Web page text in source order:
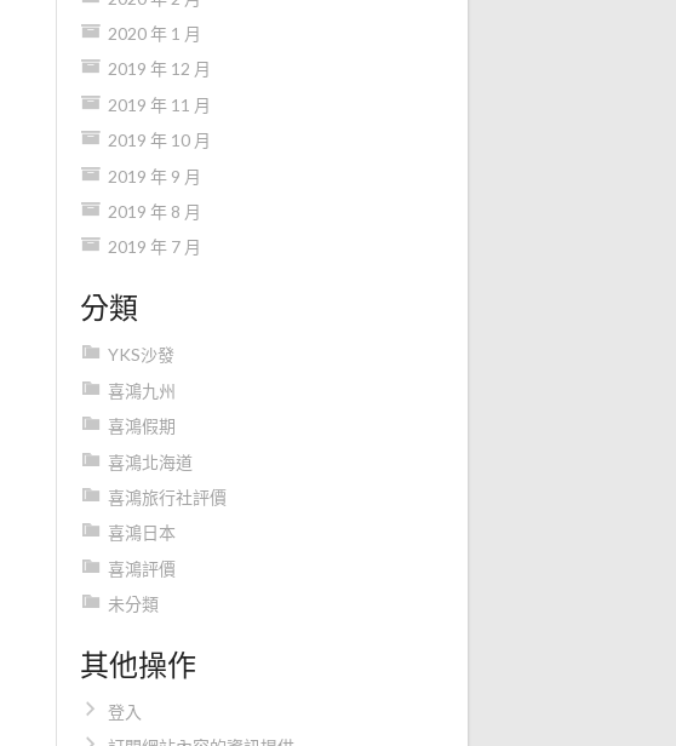
2020 年 1 月
2019 年 12 月
2019 年 11 月
2019 年 10 月
2019 年 9 月
2019 年 8 月
2019 年 7 月
分類
YKS沙發
喜鴻九州
喜鴻假期
喜鴻北海道
喜鴻旅行社評價
喜鴻日本
喜鴻評價
未分類
其他操作
登入